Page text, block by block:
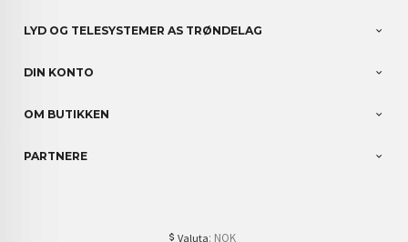
LYD OG TELESYSTEMER AS TRØNDELAG
DIN KONTO
OM BUTIKKEN
PARTNERE
Valuta: NOK